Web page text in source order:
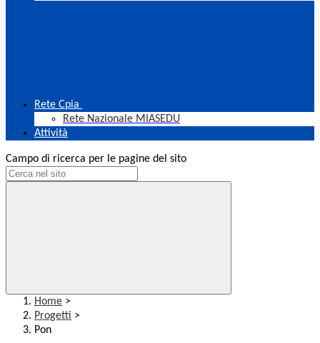
Rete Cpia
Rete Nazionale MIASEDU
Attività
Campo di ricerca per le pagine del sito
Home >
Progetti >
Pon